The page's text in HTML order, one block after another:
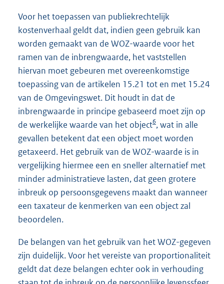
Voor het toepassen van publiekrechtelijk
kostenverhaal geldt dat, indien geen gebruik kan
worden gemaakt van de WOZ-waarde voor het
ramen van de inbrengwaarde, het vaststellen
hiervan moet gebeuren met overeenkomstige
toepassing van de artikelen 15.21 tot en met 15.24
van de Omgevingswet. Dit houdt in dat de
inbrengwaarde in principe gebaseerd moet zijn op
de werkelijke waarde van het object6, wat in alle
gevallen betekent dat een object moet worden
getaxeerd. Het gebruik van de WOZ-waarde is in
vergelijking hiermee een en sneller alternatief met
minder administratieve lasten, dat geen grotere
inbreuk op persoonsgegevens maakt dan wanneer
een taxateur de kenmerken van een object zal
beoordelen.
De belangen van het gebruik van het WOZ-gegeven
zijn duidelijk. Voor het vereiste van proportionaliteit
geldt dat deze belangen echter ook in verhouding